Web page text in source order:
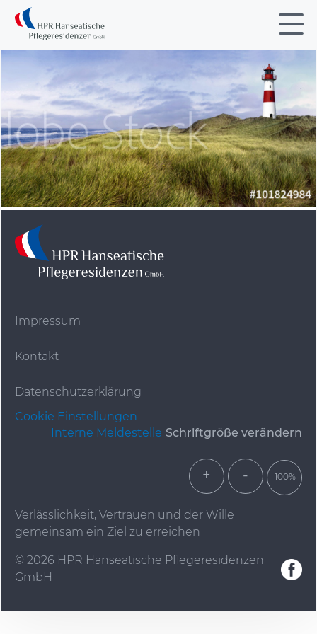
Impressum
Kontakt
Datenschutzerklärung
Cookie Einstellungen
Interne Meldestelle Schriftgröße verändern
+ - 100%
Verlässlichkeit, Vertrauen und der Wille
gemeinsam ein Ziel zu erreichen
© 2026 HPR Hanseatische Pflegeresidenzen
GmbH